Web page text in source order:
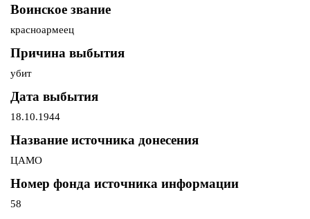
Воинское звание
красноармеец
Причина выбытия
убит
Дата выбытия
18.10.1944
Название источника донесения
ЦАМО
Номер фонда источника информации
58